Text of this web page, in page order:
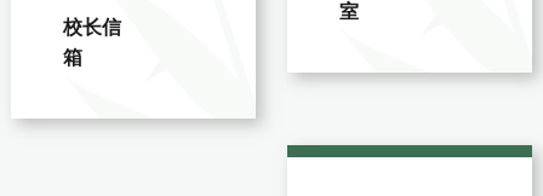
校长信
箱
室